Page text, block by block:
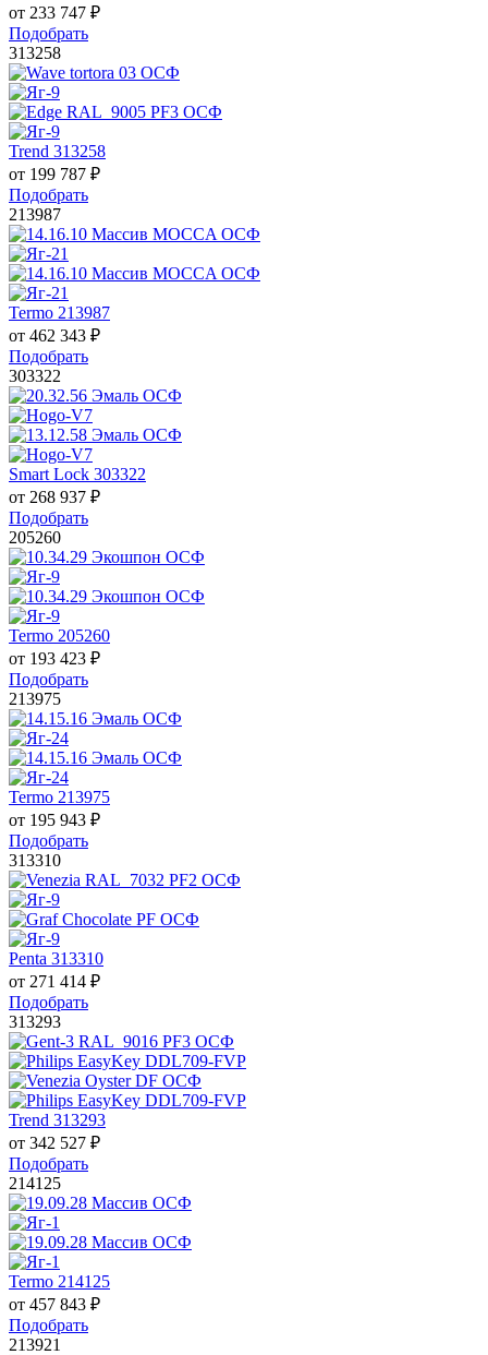
от 233 747 ₽
Подобрать
313258
Trend 313258
от 199 787 ₽
Подобрать
213987
Termo 213987
от 462 343 ₽
Подобрать
303322
Smart Lock 303322
от 268 937 ₽
Подобрать
205260
Termo 205260
от 193 423 ₽
Подобрать
213975
Termo 213975
от 195 943 ₽
Подобрать
313310
Penta 313310
от 271 414 ₽
Подобрать
313293
Trend 313293
от 342 527 ₽
Подобрать
214125
Termo 214125
от 457 843 ₽
Подобрать
213921